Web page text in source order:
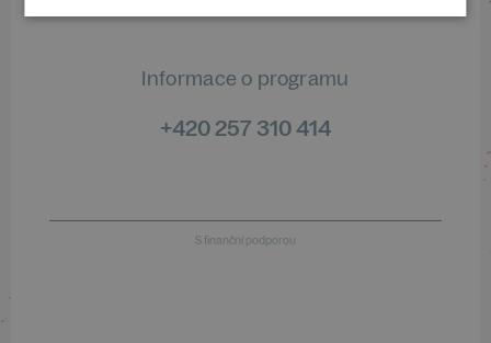
Informace o programu
+420 257 310 414
S finanční podporou